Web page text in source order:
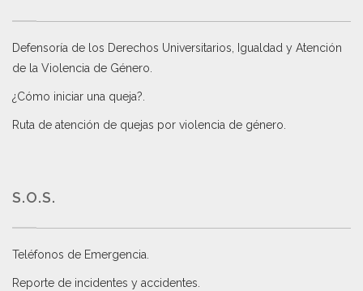
Defensoría de los Derechos Universitarios, Igualdad y Atención
de la Violencia de Género
¿Cómo iniciar una queja?
Ruta de atención de quejas por violencia de género
S.O.S.
Teléfonos de Emergencia.
Reporte de incidentes y accidentes